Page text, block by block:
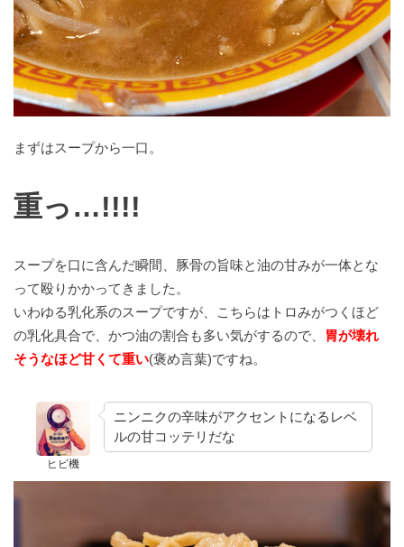
まずはスープから一口。
重っ…!!!!
スープを口に含んだ瞬間、豚骨の旨味と油の甘みが一体とな
って殴りかかってきました。
いわゆる乳化系のスープですが、こちらはトロみがつくほど
の乳化具合で、かつ油の割合も多い気がするので、
胃が壊れ
そうなほど甘くて重い(褒め言葉)ですね。
ヒビ機
ニンニクの辛味がアクセントになるレベ
ルの甘コッテリだな